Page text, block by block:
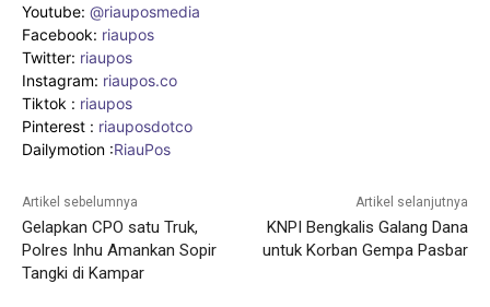
Youtube: @riauposmedia
Facebook: riaupos
Twitter: riaupos
Instagram: riaupos.co
Tiktok : riaupos
Pinterest : riauposdotco
Dailymotion :RiauPos
Artikel sebelumnya
Gelapkan CPO satu Truk,
Polres Inhu Amankan Sopir
Tangki di Kampar
Artikel selanjutnya
KNPI Bengkalis Galang Dana
untuk Korban Gempa Pasbar